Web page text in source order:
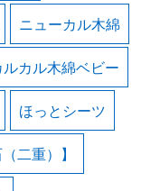
ニューカル木綿
カル木綿ベビー
ほっとシーツ
二重）】